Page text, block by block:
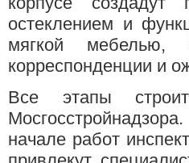
остеклением и
мягкой мебелью,
корреспонденции и
Все этапы
начале работ